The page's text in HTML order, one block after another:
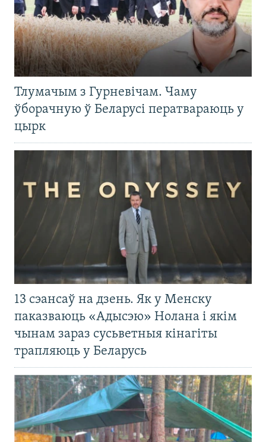
Тлумачым з Гурневічам. Чаму
ўборачную ў Беларусі ператвараюць у
цырк
13 сэансаў на дзень. Як у Менску
паказваюць «Адысэю» Нолана і якім
чынам зараз сусьветныя кінагіты
трапляюць у Беларусь